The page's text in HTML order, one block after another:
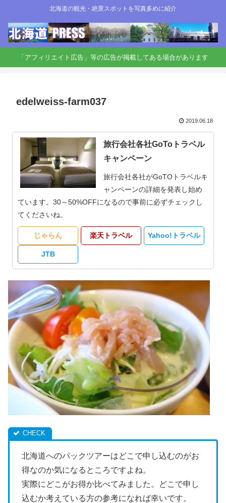
北海道の観光・絶景スポットを写真多めに紹介
「アフィリエイト広告」等の広告が掲載してある場合があります
edelweiss-farm037
2019.06.18
旅行会社各社GoToトラベル
キャンペーン
旅行会社各社がGoTOトラベルキ
ャンペーンの詳細を発表し始め
ています。30～50%OFFになるので事前に必ずチェックし
てくださいね。
じゃらん 楽天トラベル Yahoo!トラベル
JTB
北海道へのパックツアーはどこで申し込むのがお
得なのか気になるところですよね。
実際にどこがお得か比べてみました。どこで申し
込むか考えている方の参考になれば幸いです。